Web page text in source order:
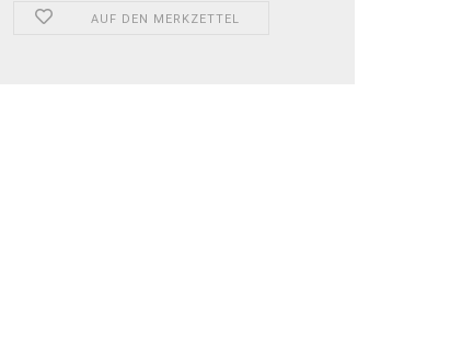
AUF DEN MERKZETTEL